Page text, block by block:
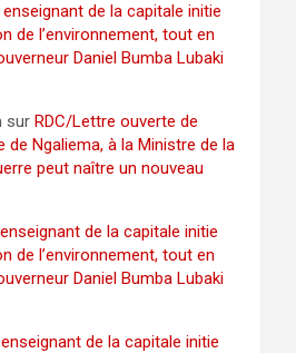
enseignant de la capitale initie
de l’environnement, tout en
Daniel Bumba Lubaki
surRDC/Lettre ouverte de
de Ngaliema, à la Ministre de la
peut naître un nouveau
de la capitale initie
de l’environnement, tout en
Daniel Bumba Lubaki
de la capitale initie